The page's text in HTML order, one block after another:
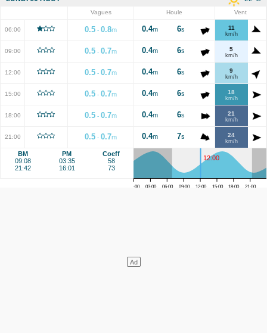
Vagues Houle Vent
06:00 0.5 -0.8m 0.4m 6s 11
km/h
09:00 0.5 -0.7m 0.4m 6s 5
km/h
12:00 0.5 -0.7m 0.4m 6s 9
km/h
15:00 0.5 -0.7m 0.4m 6s 18
km/h
18:00 0.5 -0.7m 0.4m 6s 21
km/h
21:00 0.5 -0.7m 0.4m 7s 24
km/h
BM
09:08
21:42
PM
03:35
16:01
Coeff
58
73
12:00
00:00 03:00 06:00 09:00 12:00 15:00 18:00 21:00